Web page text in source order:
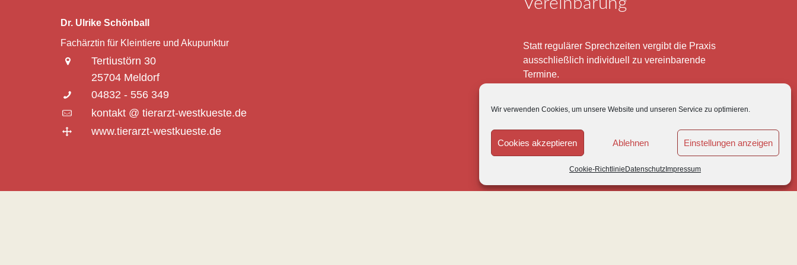
Wir verwenden Cookies, um unsere Website und unseren Service zu optimieren.
Cookies akzeptieren Ablehnen Einstellungen anzeigen
Cookie-Richtlinie DatenschutzImpressum
Dr. Ulrike Schönball
Fachärztin für Kleintiere und Akupunktur
Tertiustörn 30
25704 Meldorf
04832 - 556 349
kontakt @ tierarzt-westkueste.de
www.tierarzt-westkueste.de
Vereinbarung
Statt regulärer Sprechzeiten vergibt die Praxis
ausschließlich individuell zu vereinbarende
Termine.
freitags von 8 – 12 und 15 – 18 Uhr.
Für meine eigenen Patienten bin ich im Notfall
jederzeit mobil erreichbar.